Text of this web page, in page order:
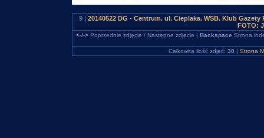
9 | 20140522 DG - Centrum. ul. Cieplaka. WSB. Klub
FOTO:
<-/->Poprzednie zdjęcie / Następne zdjęcie | Backspace Strona
Całkowita ilość zdjęć: 30 | Strona